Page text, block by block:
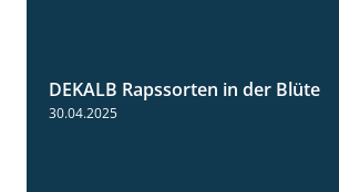
DEKALB Rapssorten in der Blüte
30.04.2025